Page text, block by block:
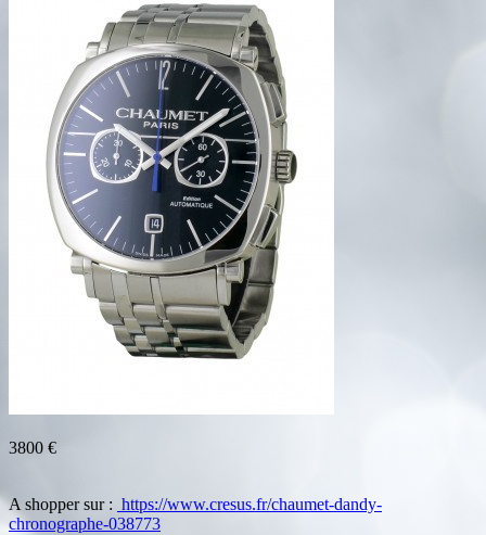
3800 €
A shopper sur : https://www.cresus.fr/chaumet-dandy-
chronographe-038773